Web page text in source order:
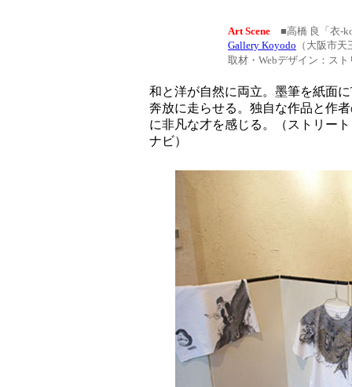
Art Scene ■高橋 良「衣-
Gallery Koyodo （大阪市
取材・Webデザイン：ス
和と洋が自然に両立。墨筆を紙面
奔放に走らせる。独自な作品と作
に非凡な才を感じる。（ストリー
ナビ）